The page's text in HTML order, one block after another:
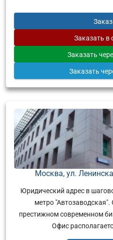
Заказать в
Заказать
Заказать
Москва, ул.
Юридический адрес в
метро
престижном современном
Офис